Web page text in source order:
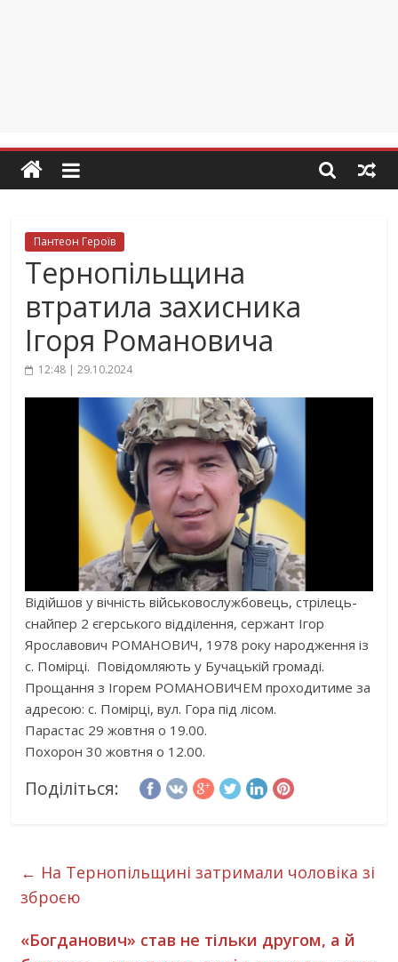
Пантеон Героїв
Тернопільщина
втратила захисника
Ігоря Романовича
12:48 | 29.10.2024
Відійшов у вічність військовослужбовець, стрілець-
снайпер 2 єгерського відділення, сержант Ігор
Ярославович РОМАНОВИЧ, 1978 року народження із
с. Помірці. Повідомляють у Бучацькій громаді.
Прощання з Ігорем РОМАНОВИЧЕМ проходитиме за
адресою: с. Помірці, вул. Гора під лісом.
Парастас 29 жовтня о 19.00.
Похорон 30 жовтня о 12.00.
Поділіться:
← На Тернопільщині затримали чоловіка зі
зброєю
«Богданович» став не тільки другом, а й